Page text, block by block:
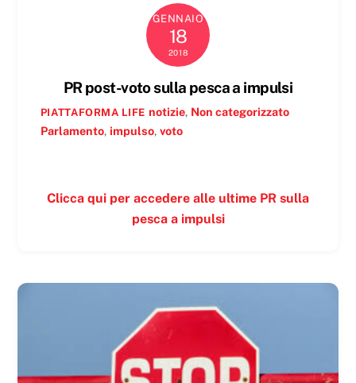
GENNAIO
18
2018
PR post-voto sulla pesca a impulsi
PIATTAFORMA LIFE notizie, Non categorizzato
Parlamento, impulso, voto
Clicca qui per accedere alle ultime PR sulla
pesca a impulsi